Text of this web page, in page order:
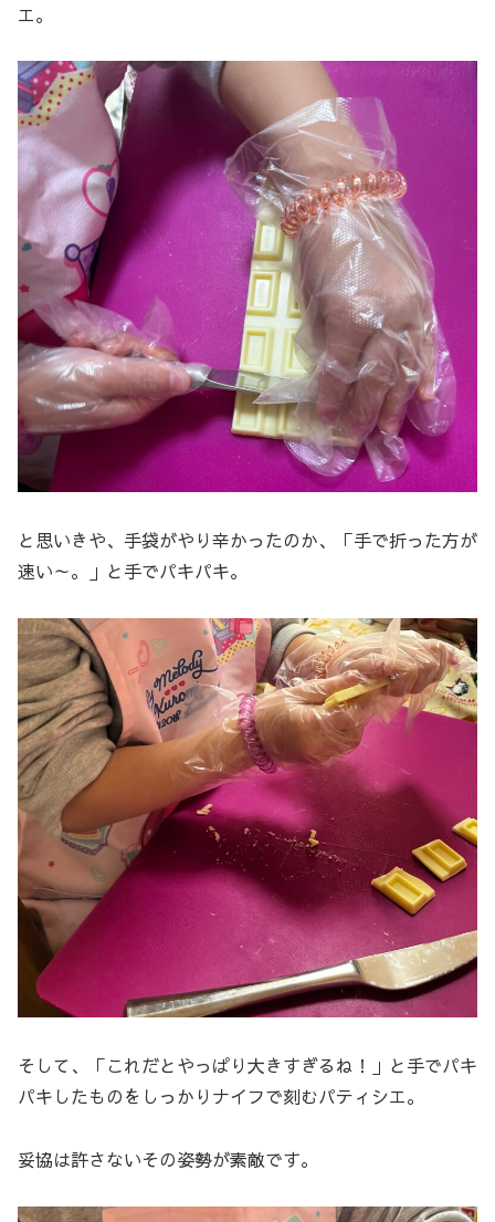
エ。
と思いきや、手袋がやり辛かったのか、「手で折った方が
速い～。」と手でパキパキ。
そして、「これだとやっぱり大きすぎるね！」と手でパキ
パキしたものをしっかりナイフで刻むパティシエ。
妥協は許さないその姿勢が素敵です。